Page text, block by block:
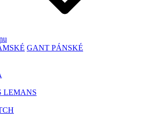
GANT PÁNSKÉ
LEMANS